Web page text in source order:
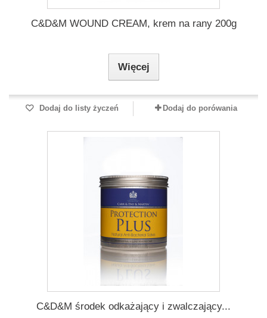
C&D&M WOUND CREAM, krem na rany 200g
Więcej
Dodaj do listy życzeń Dodaj do porówania
C&D&M środek odkażający i zwalczający...